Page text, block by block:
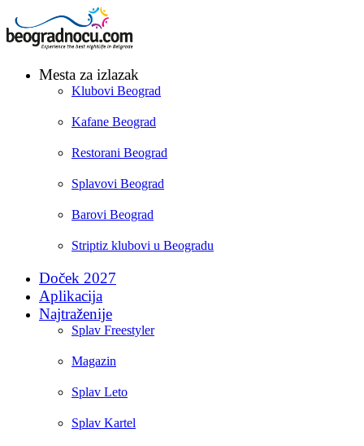
Mesta za izlazak
Klubovi Beograd
Kafane Beograd
Restorani Beograd
Splavovi Beograd
Barovi Beograd
Striptiz klubovi u Beogradu
Doček 2027
Aplikacija
Najtraženije
Splav Freestyler
Magazin
Splav Leto
Splav Kartel